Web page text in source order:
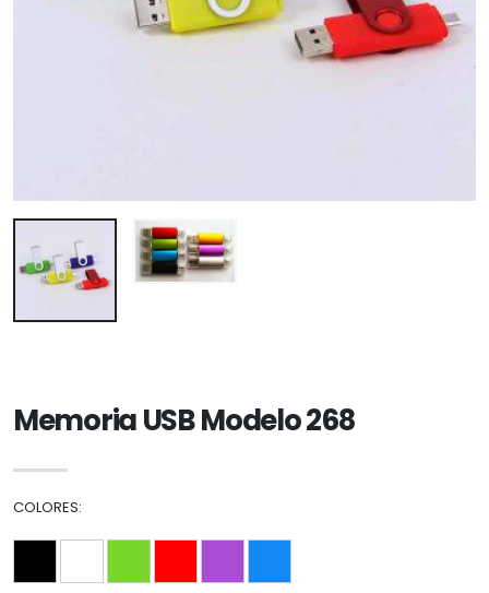
Memoria USB Modelo 268
COLORES: